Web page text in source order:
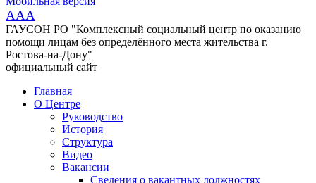
AAA
ГАУСОН РО "Комплексный социальный центр по оказанию
помощи лицам без определённого места жительства г.
Ростова-на-Дону"
официальный сайт
Главная
О Центре
Руководство
История
Структура
Видео
Вакансии
Сведения о вакантных должностях